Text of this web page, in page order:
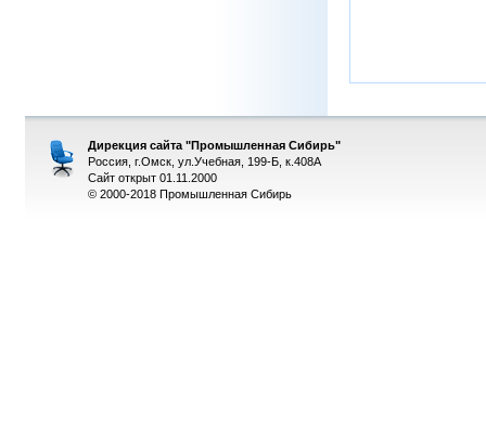
Дирекция сайта "Промышленная Сибирь"
Россия, г.Омск, ул.Учебная, 199-Б, к.408А
Сайт открыт 01.11.2000
© 2000-2018 Промышленная Сибирь